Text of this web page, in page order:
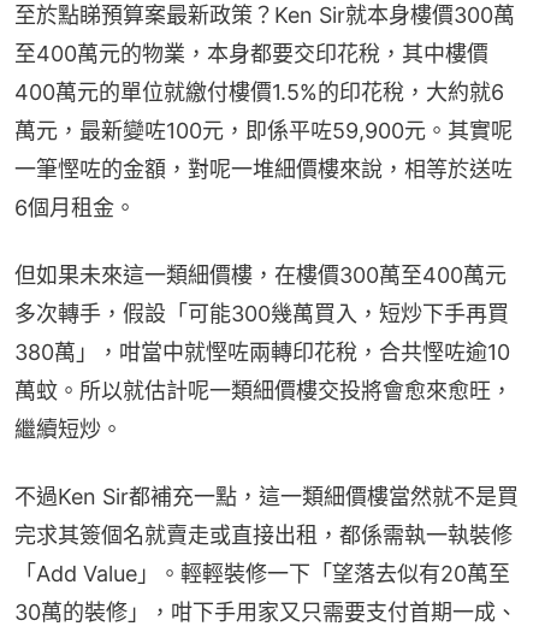
至於點睇預算案最新政策？Ken Sir就本身樓價300萬
至400萬元的物業，本身都要交印花稅，其中樓價
400萬元的單位就繳付樓價1.5%的印花稅，大約就6
萬元，最新變咗100元，即係平咗59,900元。其實呢
一筆慳咗的金額，對呢一堆細價樓來說，相等於送咗
6個月租金。
但如果未來這一類細價樓，在樓價300萬至400萬元
多次轉手，假設「可能300幾萬買入，短炒下手再買
380萬」，咁當中就慳咗兩轉印花稅，合共慳咗逾10
萬蚊。所以就估計呢一類細價樓交投將會愈來愈旺，
繼續短炒。
不過Ken Sir都補充一點，這一類細價樓當然就不是買
完求其簽個名就賣走或直接出租，都係需執一執裝修
「Add Value」。輕輕裝修一下「望落去似有20萬至
30萬的裝修」，咁下手用家又只需要支付首期一成、